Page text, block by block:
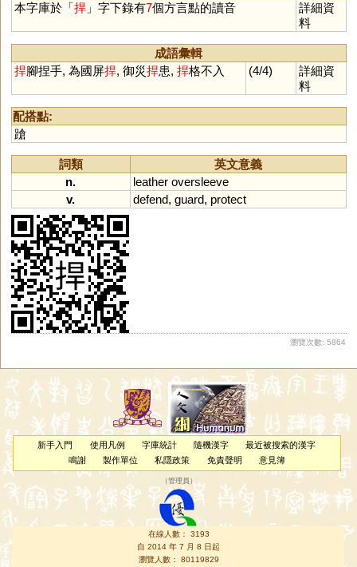
本字庫於「捍」字下錄有7個方言點的讀音
詳細資
料
成語彙輯
捍腳捏手, 為國屏捍, 御災捍患, 捍格不入 (4/4)
詳細資
料
配搭點:
蹌
詞類
英文意義
n.
leather oversleeve
v.
defend, guard, protect
瀏覽次數: 5864
新手入門 使用凡例 字庫統計 隨機漢字
最近被搜索的漢字
鳴謝
製作單位 私隱政策 免責聲明 意見簿
（管理員 ）
在線人數： 3193
自 2014 年 7 月 8 日起
瀏覽人數： 80119829